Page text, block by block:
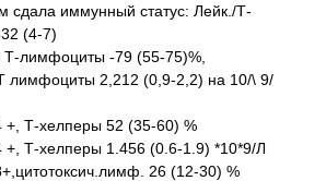
сдала иммунный статус: Лейк./Т-
(4-7)
Т-лимфоциты -79 (55-75)%,
лимфоциты 2,212 (0,9-2,2) на 10/\ 9/
+, Т-хелперы 52 (35-60) %
+, Т-хелперы 1.456 (0.6-1.9) *10*9/Л
26 (12-30) %